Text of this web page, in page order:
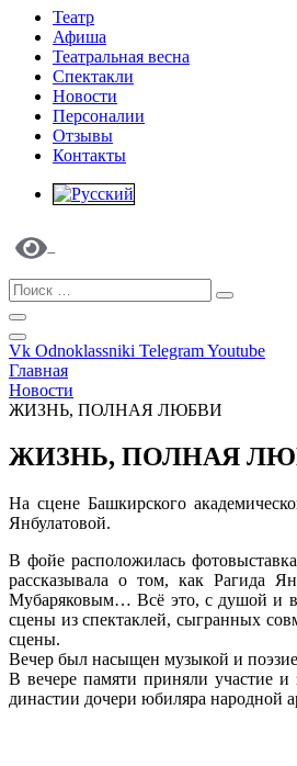
Театр
Афиша
Театральная весна
Спектакли
Новости
Персоналии
Отзывы
Контакты
Vk Odnoklassniki TelegramYoutube
Главная
Новости
ЖИЗНЬ, ПОЛНАЯ ЛЮБВИ
ЖИЗНЬ, ПОЛНАЯ
На сцене Башкирского
Янбулатовой.
В фойе расположилась
рассказывала о том, как Рагида
Мубаряковым… Всё это, с душой и
сцены из спектаклей, сыгранных
сцены.
Вечер был насыщен музыкой и
В вечере памяти приняли участие
династии дочери юбиляра